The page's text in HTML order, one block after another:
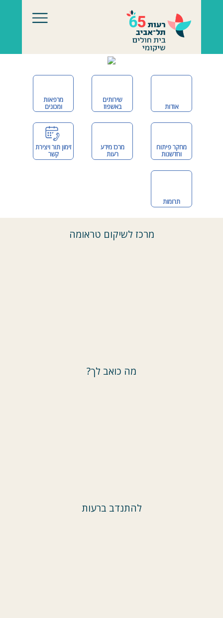
אודות
שירותים
באשפוז
מרפאות
ומכונים
מחקר פיתוח
וחדשנות
מרכז מידע
רעות
זימון תור ויצירת
קשר
תרומות
מרכז לשיקום טראומה
מה כואב לך?
להתנדב ברעות